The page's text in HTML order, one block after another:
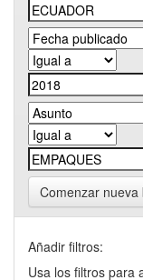
Comenzar nueva
Añadir filtros:
Usa los filtros para